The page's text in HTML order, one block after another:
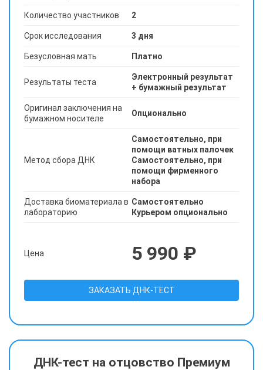
Количество участников 2
Срок исследования 3 дня
Безусловная мать Платно
Результаты теста
Электронный результат
+ бумажный результат
Оригинал заключения на
бумажном носителе
Опционально
Метод сбора ДНК
Самостоятельно, при
помощи ватных палочек
Самостоятельно, при
помощи фирменного
набора
Доставка биоматериала в
лабораторию
Самостоятельно
Курьером опционально
Цена 5 990 ₽
ЗАКАЗАТЬ ДНК-ТЕСТ
ДНК-тест на отцовство Премиум